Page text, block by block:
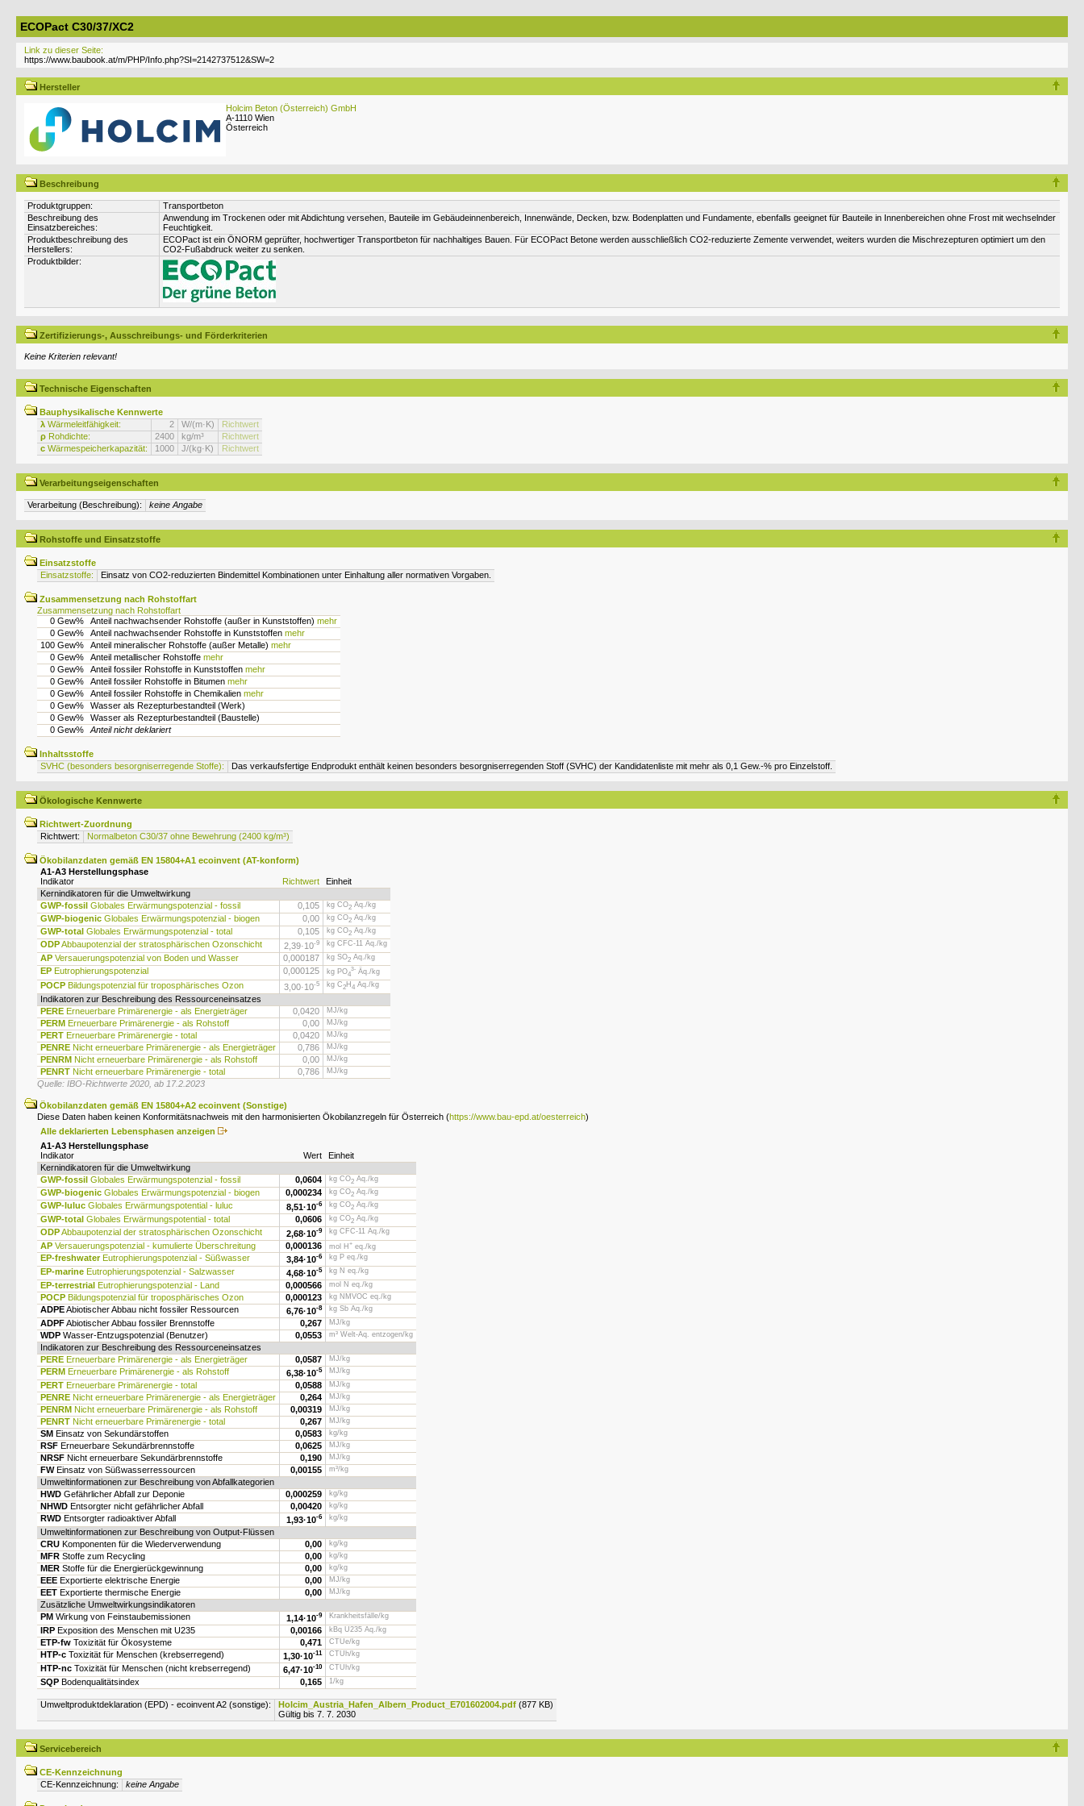
ECOPact C30/37/XC2
Link zu dieser Seite:
Hersteller
Holcim Beton (Österreich) GmbH
A-1110 Wien
Österreich
Beschreibung
Produktgruppen:
Transportbeton
Beschreibung des
Einsatzbereiches:
Anwendung im Trockenen oder mit Abdichtung versehen, Bauteile im Gebäudeinnenbereich, Innenwände, Decken, bzw. Bodenplatten und Fundamente, ebenfalls geeignet für Bauteile in Innenbereichen ohne Frost mit wechselnder
Feuchtigkeit.
Produktbeschreibung des
Herstellers:
ECOPact ist ein ÖNORM geprüfter, hochwertiger Transportbeton für nachhaltiges Bauen. Für ECOPact Betone werden ausschließlich CO2-reduzierte Zemente verwendet, weiters wurden die Mischrezepturen optimiert um den
CO2-Fußabdruck weiter zu senken.
Produktbilder:
Zertifizierungs-, Ausschreibungs- und Förderkriterien
Keine Kriterien relevant!
Technische Eigenschaften
Bauphysikalische Kennwerte
λ Wärmeleitfähigkeit: 2 W/(m·K)
Richtwert
ρ Rohdichte: 2400 kg/m³
Richtwert
c Wärmespeicherkapazität: 1000 J/(kg·K) Richtwert
Verarbeitungseigenschaften
Verarbeitung (Beschreibung): keine Angabe
Rohstoffe und Einsatzstoffe
Einsatzstoffe
Einsatzstoffe:
Einsatz von CO2-reduzierten Bindemittel Kombinationen unter Einhaltung aller normativen Vorgaben.
Zusammensetzung nach Rohstoffart
Zusammensetzung nach Rohstoffart
0 Gew%
Anteil nachwachsender Rohstoffe (außer in Kunststoffen) mehr
0 Gew%
Anteil nachwachsender Rohstoffe in Kunststoffen mehr
100 Gew%
Anteil mineralischer Rohstoffe (außer Metalle) mehr
0 Gew%
Anteil metallischer Rohstoffe mehr
0 Gew%
Anteil fossiler Rohstoffe in Kunststoffen mehr
0 Gew%
Anteil fossiler Rohstoffe in Bitumen mehr
0 Gew%
Anteil fossiler Rohstoffe in Chemikalien mehr
0 Gew%
Wasser als Rezepturbestandteil (Werk)
0 Gew%
Wasser als Rezepturbestandteil (Baustelle)
0 Gew%
Anteil nicht deklariert
Inhaltsstoffe
SVHC (besonders besorgniserregende Stoffe):
Das verkaufsfertige Endprodukt enthält keinen besonders besorgniserregenden Stoff (SVHC) der Kandidatenliste mit mehr als 0,1 Gew.-% pro Einzelstoff.
Ökologische Kennwerte
Richtwert-Zuordnung
Richtwert:
Normalbeton C30/37 ohne Bewehrung (2400 kg/m³)
Ökobilanzdaten gemäß EN 15804+A1 ecoinvent (AT-konform)
A1-A3 Herstellungsphase
Indikator
Richtwert
Einheit
Kernindikatoren für die Umweltwirkung
GWP-fossil Globales Erwärmungspotenzial - fossil 0,105 kg CO2 Äq./kg
GWP-biogenic Globales Erwärmungspotenzial - biogen 0,00 kg CO2 Äq./kg
GWP-total Globales Erwärmungspotenzial - total 0,105 kg CO2 Äq./kg
ODPAbbaupotenzial der stratosphärischen Ozonschicht 2,39·10-9 kg CFC-11 Äq./kg
AP Versauerungspotenzial von Boden und Wasser 0,000187 kg SO2 Äq./kg
EP Eutrophierungspotenzial 0,000125 kg PO4
3- Äq./kg
POCP Bildungspotenzial für troposphärisches Ozon 3,00·10-5 kg C2H 4 Äq./kg
Indikatoren zur Beschreibung des Ressourceneinsatzes
PERE Erneuerbare Primärenergie - als Energieträger 0,0420 MJ/kg
PERM Erneuerbare Primärenergie - als Rohstoff 0,00 MJ/kg
PERT Erneuerbare Primärenergie - total 0,0420 MJ/kg
PENRE Nicht erneuerbare Primärenergie - als Energieträger 0,786 MJ/kg
PENRM Nicht erneuerbare Primärenergie - als Rohstoff 0,00 MJ/kg
PENRT Nicht erneuerbare Primärenergie - total 0,786 MJ/kg
Quelle: IBO-Richtwerte 2020, ab 17.2.2023
Ökobilanzdaten gemäß EN 15804+A2 ecoinvent (Sonstige)
Diese Daten haben keinen Konformitätsnachweis mit den harmonisierten Ökobilanzregeln für Österreich (https://www.bau-epd.at/oesterreich)
Alle deklarierten Lebensphasen anzeigen
A1-A3 Herstellungsphase
Indikator
Wert
Einheit
Kernindikatoren für die Umweltwirkung
GWP-fossil Globales Erwärmungspotenzial - fossil 0,0604 kg CO2 Äq./kg
GWP-biogenic Globales Erwärmungspotenzial - biogen 0,000234 kg CO2 Äq./kg
GWP-luluc Globales Erwärmungspotential - luluc 8,51·10-6 kg CO2 Äq./kg
GWP-total Globales Erwärmungspotential - total 0,0606 kg CO2 Äq./kg
ODPAbbaupotenzial der stratosphärischen Ozonschicht 2,68·10-9 kg CFC-11 Äq./kg
AP Versauerungspotenzial - kumulierte Überschreitung 0,000136 mol H + eq./kg
EP-freshwaterEutrophierungspotenzial - Süßwasser 3,84·10-6 kg P eq./kg
EP-marine Eutrophierungspotenzial - Salzwasser 4,68·10-5 kg N eq./kg
EP-terrestrial Eutrophierungspotenzial - Land 0,000566 mol N eq./kg
POCP Bildungspotenzial für troposphärisches Ozon 0,000123 kg NMVOC eq./kg
ADPEAbiotischer Abbau nicht fossiler Ressourcen 6,76·10-8 kg Sb Äq./kg
ADPFAbiotischer Abbau fossiler Brennstoffe 0,267 MJ/kg
WDP Wasser-Entzugspotenzial (Benutzer) 0,0553 m³ Welt-Äq. entzogen/kg
Indikatoren zur Beschreibung des Ressourceneinsatzes
PERE Erneuerbare Primärenergie - als Energieträger 0,0587 MJ/kg
PERM Erneuerbare Primärenergie - als Rohstoff 6,38·10-5 MJ/kg
PERT Erneuerbare Primärenergie - total 0,0588 MJ/kg
PENRE Nicht erneuerbare Primärenergie - als Energieträger 0,264 MJ/kg
PENRM Nicht erneuerbare Primärenergie - als Rohstoff 0,00319 MJ/kg
PENRT Nicht erneuerbare Primärenergie - total 0,267 MJ/kg
SM Einsatz von Sekundärstoffen 0,0583 kg/kg
RSF Erneuerbare Sekundärbrennstoffe 0,0625 MJ/kg
NRSF Nicht erneuerbare Sekundärbrennstoffe 0,190 MJ/kg
FWEinsatz von Süßwasserressourcen 0,00155 m³/kg
Umweltinformationen zur Beschreibung von Abfallkategorien
HWD Gefährlicher Abfall zur Deponie 0,000259 kg/kg
NHWD Entsorgter nicht gefährlicher Abfall 0,00420 kg/kg
RWD Entsorgter radioaktiver Abfall 1,93·10-6 kg/kg
Umweltinformationen zur Beschreibung von Output-Flüssen
CRU Komponenten für die Wiederverwendung 0,00 kg/kg
MFR Stoffe zum Recycling 0,00 kg/kg
MER Stoffe für die Energierückgewinnung 0,00 kg/kg
EEE Exportierte elektrische Energie 0,00 MJ/kg
EET Exportierte thermische Energie 0,00 MJ/kg
Zusätzliche Umweltwirkungsindikatoren
PM Wirkung von Feinstaubemissionen 1,14·10-9 Krankheitsfälle/kg
IRP Exposition des Menschen mit U235 0,00166 kBq U235 Äq./kg
ETP-fw Toxizität für Ökosysteme 0,471 CTUe/kg
HTP-c Toxizität für Menschen (krebserregend) 1,30·10-11 CTUh/kg
HTP-nc Toxizität für Menschen (nicht krebserregend) 6,47·10-10 CTUh/kg
SQP Bodenqualitätsindex 0,165 1/kg
Umweltproduktdeklaration (EPD) - ecoinvent A2 (sonstige): Holcim_Austria_Hafen_Albern_Product_E701602004.pdf (877 KB)
Gültig bis 7. 7. 2030
Servicebereich
CE-Kennzeichnung
CE-Kennzeichnung:
keine Angabe